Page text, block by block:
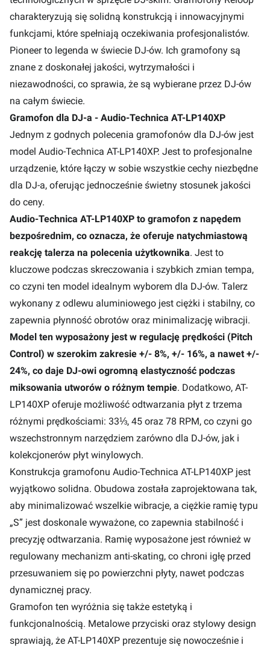
charakteryzują się solidną konstrukcją i innowacyjnymi
funkcjami, które spełniają oczekiwania profesjonalistów.
Pioneer to legenda w świecie DJ-ów. Ich gramofony są
znane z doskonałej jakości, wytrzymałości i
niezawodności, co sprawia, że są wybierane przez DJ-ów
na całym świecie.
Gramofon dla DJ-a - Audio-Technica AT-LP140XP
Jednym z godnych polecenia gramofonów dla DJ-ów jest
model Audio-Technica AT-LP140XP. Jest to profesjonalne
urządzenie, które łączy w sobie wszystkie cechy niezbędne
dla DJ-a, oferując jednocześnie świetny stosunek jakości
do ceny.
Audio-Technica AT-LP140XP to gramofon z napędem
bezpośrednim, co oznacza, że oferuje natychmiastową
reakcję talerza na polecenia użytkownika. Jest to
kluczowe podczas skreczowania i szybkich zmian tempa,
co czyni ten model idealnym wyborem dla DJ-ów. Talerz
wykonany z odlewu aluminiowego jest ciężki i stabilny, co
zapewnia płynność obrotów oraz minimalizację wibracji.
Model ten wyposażony jest w regulację prędkości (Pitch
Control) w szerokim zakresie +/- 8%, +/- 16%, a nawet +/-
24%, co daje DJ-owi ogromną elastyczność podczas
miksowania utworów o różnym tempie. Dodatkowo, AT-
LP140XP oferuje możliwość odtwarzania płyt z trzema
różnymi prędkościami: 33⅓, 45 oraz 78 RPM, co czyni go
wszechstronnym narzędziem zarówno dla DJ-ów, jak i
kolekcjonerów płyt winylowych.
Konstrukcja gramofonu Audio-Technica AT-LP140XP jest
wyjątkowo solidna. Obudowa została zaprojektowana tak,
aby minimalizować wszelkie wibracje, a ciężkie ramię typu
„S” jest doskonale wyważone, co zapewnia stabilność i
precyzję odtwarzania. Ramię wyposażone jest również w
regulowany mechanizm anti-skating, co chroni igłę przed
przesuwaniem się po powierzchni płyty, nawet podczas
dynamicznej pracy.
Gramofon ten wyróżnia się także estetyką i
funkcjonalnością. Metalowe przyciski oraz stylowy design
sprawiają, że AT-LP140XP prezentuje się nowocześnie i